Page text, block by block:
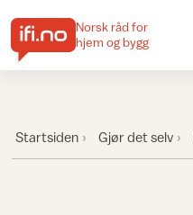
Norsk råd for
hjem og bygg
Startsiden Gjør det selv